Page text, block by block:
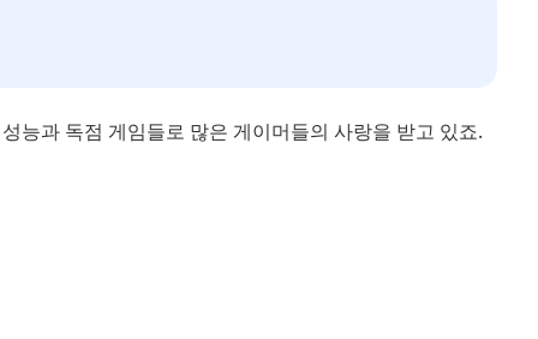
능과 독점 게임들로 많은 게이머들의 사랑을 받고 있죠.